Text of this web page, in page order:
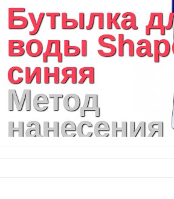
Бутылка
воды
синяя
Метод
нанесения